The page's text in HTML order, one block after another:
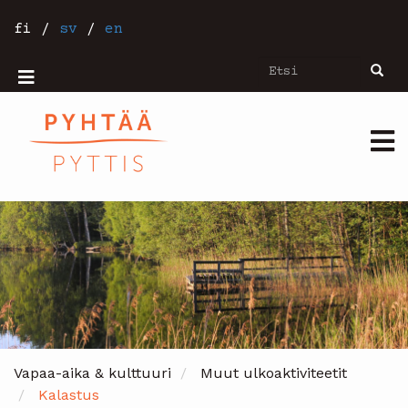
pääsisältöön
fi / sv / en
Etsi Etsi
Mobiilivalikko
Vapaa-aika & kulttuuri
Muut ulkoaktiviteetit
Kalastus